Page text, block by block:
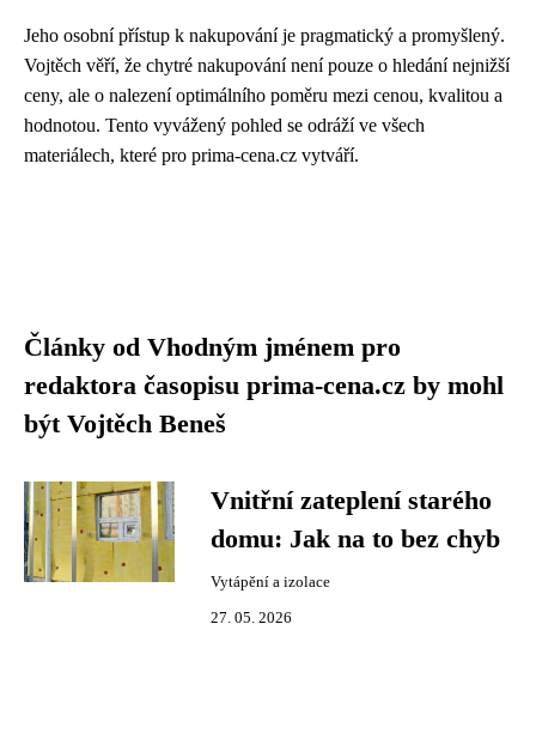
Jeho osobní přístup k nakupování je pragmatický a promyšlený.
Vojtěch věří, že chytré nakupování není pouze o hledání nejnižší
ceny, ale o nalezení optimálního poměru mezi cenou, kvalitou a
hodnotou. Tento vyvážený pohled se odráží ve všech
materiálech, které pro prima-cena.cz vytváří.
Články od Vhodným jménem pro
redaktora časopisu prima-cena.cz by mohl
být Vojtěch Beneš
Vnitřní zateplení starého
domu: Jak na to bez chyb
Vytápění a izolace
27. 05. 2026